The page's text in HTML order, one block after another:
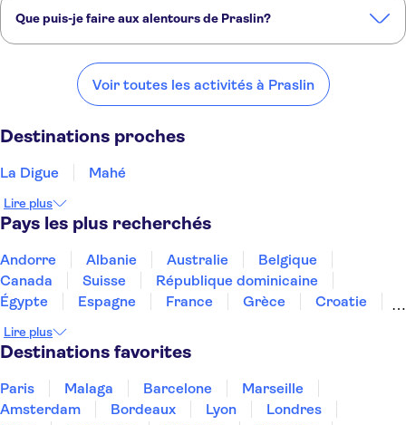
Que puis-je faire aux alentours de Praslin?
Mahé Île Maurice Mombasa Zanzibar
Voir toutes les activités à Praslin
Destinations proches
La Digue Mahé
Lire plus
Pays les plus recherchés
Andorre Albanie Australie
Belgique
Canada
Suisse
République dominicaine
Égypte
Espagne France Grèce
Croatie
Thaïlande
Tunisie
Lire plus
Destinations favorites
Paris Malaga Barcelone
Marseille
Amsterdam
Bordeaux Lyon
Londres